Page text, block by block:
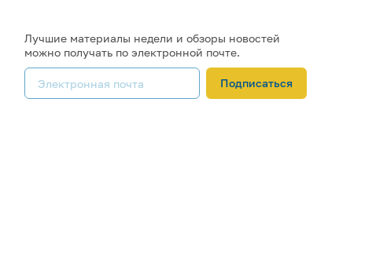
Лучшие материалы недели и обзоры новостей
можно получать по электронной почте.
Подписаться